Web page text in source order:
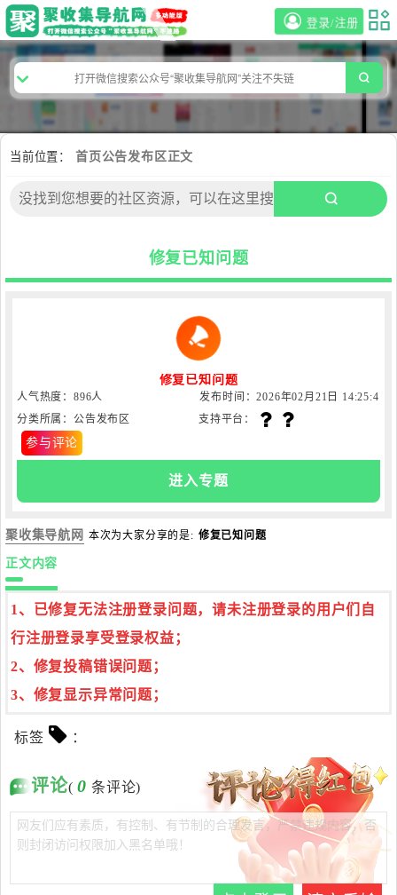
登录/注册
当前位置： 首页公告发布区正文
修复已知问题
修复已知问题
人气热度：896人
发布时间：2026年02月21日 14:25:4
0
支持平台：
分类所属：公告发布区
参与评论
进入专题
聚收集导航网 本次为大家分享的是: 修复已知问题
正文内容
1、已修复无法注册登录问题，请未注册登录的用户们自
行注册登录享受登录权益；
2、修复投稿错误问题；
3、修复显示异常问题；
标签 ：
评论(0 条评论)